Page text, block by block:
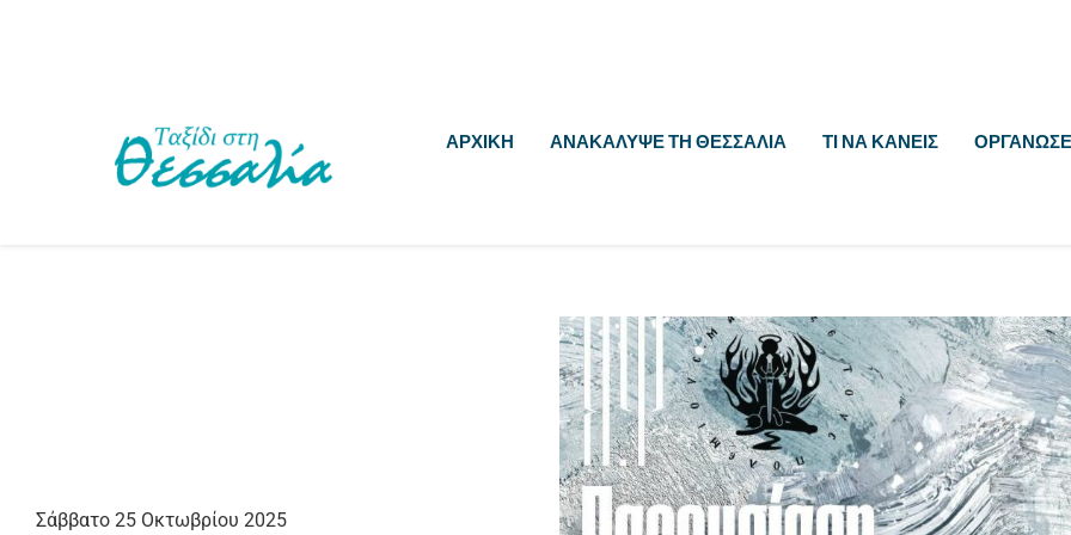
ΑΡΧΙΚΗ ΑΝΑΚΆΛΥΨΕ ΤΗ ΘΕΣΣΑΛΊΑ ΤΙ ΝΑ ΚΆΝΕΙΣ ΟΡΓΆΝΩΣΕ
Σάββατο 25 Οκτωβρίου 2025